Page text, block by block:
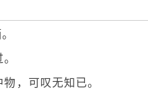
，可叹无知已。